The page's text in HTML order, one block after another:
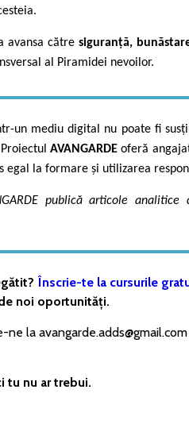
avansa către siguranță,
al Piramidei nevoilor.
un mediu digital nu poate fi
AVANGARDE oferă
egal la formare și utilizarea
publică articole
Înscrie-te la cursurile
noi oportunități.
la
tu nu ar trebui.